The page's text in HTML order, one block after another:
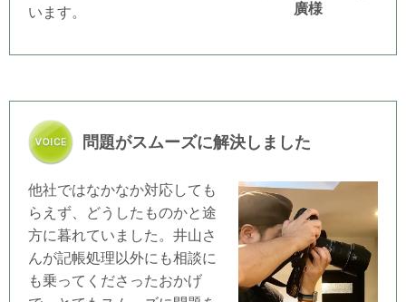
廣様
います。
問題がスムーズに解決しました
他社ではなかなか対応しても
らえず、どうしたものかと途
方に暮れていました。井山さ
んが記帳処理以外にも相談に
も乗ってくださったおかげ